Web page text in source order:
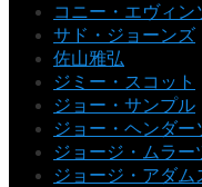
コニー・エヴィン
サド・ジョーンズ
佐山雅弘
ジミー・スコット
ジョー・サンプル
ジョー・ヘンダー
ジョージ・ムラー
ジョージ・アダム